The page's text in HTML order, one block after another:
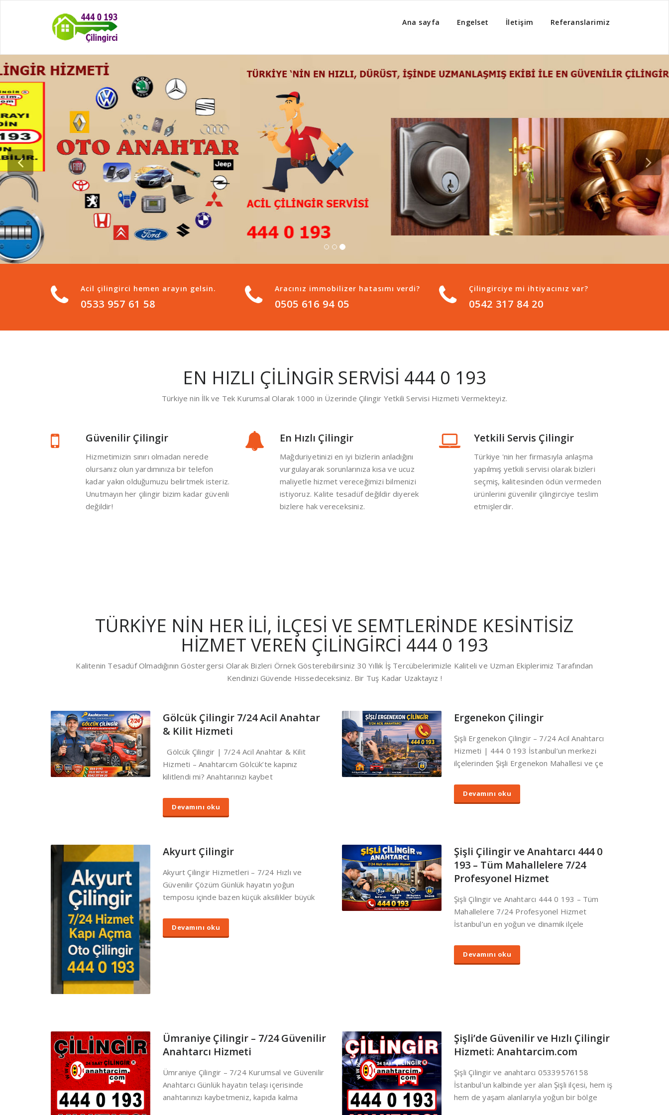
Ana sayfa Engelset İletişim Referanslarimiz
Acil çilingirci hemen arayın gelsin.
0533 957 61 58
Aracınız immobilizer hatasımı verdi?
0505 616 94 05
Çilingirciye mi ihtiyacınız var?
0542 317 84 20
EN HIZLI ÇİLİNGİR SERVİSİ 444 0 193
Türkiye nin İlk ve Tek Kurumsal Olarak 1000 in Üzerinde Çilingir Yetkili Servisi Hizmeti Vermekteyiz.
Güvenilir Çilingir
Hizmetimizin sınırı olmadan nerede
olursanız olun yardımınıza bir telefon
kadar yakın olduğumuzu belirtmek isteriz.
Unutmayın her çilingir bizim kadar güvenli
değildir!
En Hızlı Çilingir
Mağduriyetinizi en iyi bizlerin anladığını
vurgulayarak sorunlarınıza kısa ve ucuz
maliyetle hizmet vereceğimizi bilmenizi
istiyoruz. Kalite tesadüf değildir diyerek
bizlere hak vereceksiniz.
Yetkili Servis Çilingir
Türkiye 'nin her firmasıyla anlaşma
yapılmış yetkili servisi olarak bizleri
seçmiş, kalitesinden ödün vermeden
ürünlerini güvenilir çilingirciye teslim
etmişlerdir.
TÜRKİYE NİN HER İLİ, İLÇESİ VE SEMTLERİNDE KESİNTİSİZ
HİZMET VEREN ÇİLİNGİRCİ 444 0 193
Kalitenin Tesadüf Olmadığının Göstergersi Olarak Bizleri Örnek Gösterebilirsiniz 30 Yıllık İş Tercübelerimizle Kaliteli ve Uzman Ekiplerimiz Tarafından
Kendinizi Güvende Hissedeceksiniz. Bir Tuş Kadar Uzaktayız !
Gölcük Çilingir 7/24 Acil Anahtar
& Kilit Hizmeti
Gölcük Çilingir | 7/24 Acil Anahtar & Kilit
Hizmeti – Anahtarcım Gölcük’te kapınız
kilitlendi mi? Anahtarınızı kaybet
Devamını oku
Ergenekon Çilingir
Şişli Ergenekon Çilingir – 7/24 Acil Anahtarcı
Hizmeti | 444 0 193 İstanbul’un merkezi
ilçelerinden Şişli Ergenekon Mahallesi ve çe
Devamını oku
Akyurt Çilingir
Akyurt Çilingir Hizmetleri – 7/24 Hızlı ve
Güvenilir Çözüm Günlük hayatın yoğun
temposu içinde bazen küçük aksilikler büyük
Devamını oku
Şişli Çilingir ve Anahtarcı 444 0
193 – Tüm Mahallelere 7/24
Profesyonel Hizmet
Şişli Çilingir ve Anahtarcı 444 0 193 – Tüm
Mahallelere 7/24 Profesyonel Hizmet
İstanbul’un en yoğun ve dinamik ilçele
Devamını oku
Ümraniye Çilingir – 7/24 Güvenilir
Anahtarcı Hizmeti
Ümraniye Çilingir – 7/24 Kurumsal ve Güvenilir
Anahtarcı Günlük hayatın telaşı içerisinde
anahtarınızı kaybetmeniz, kapıda kalma
Şişli’de Güvenilir ve Hızlı Çilingir
Hizmeti: Anahtarcim.com
Şişli Çilingir ve anahtarcı 05339576158
İstanbul'un kalbinde yer alan Şişli ilçesi, hem iş
hem de yaşam alanlarıyla yoğun bir bölge